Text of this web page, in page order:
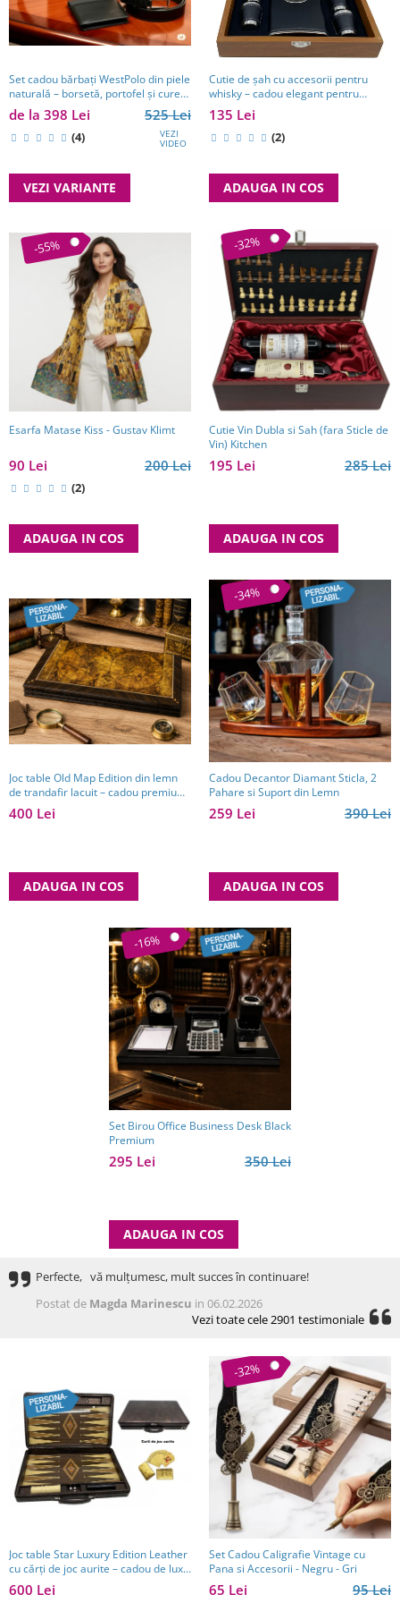
Set cadou bărbați WestPolo din piele
naturală – borsetă, portofel și curea
premium
525 Lei
de la 398 Lei
(4) VEZI
VIDEO
VEZI VARIANTE
Cutie de șah cu accesorii pentru
whisky – cadou elegant pentru
bărbați pasionați de strategie. TOP
10 Cadouri Barbati
135 Lei
(2)
ADAUGA IN COS
-55%
Esarfa Matase Kiss - Gustav Klimt
200 Lei
90 Lei
(2)
ADAUGA IN COS
-32%
Cutie Vin Dubla si Sah (fara Sticle de
Vin) Kitchen
285 Lei
195 Lei
ADAUGA IN COS
Joc table Old Map Edition din lemn
de trandafir lacuit – cadou premium
pentru bărbați pasionați de jocuri
clasice
400 Lei
ADAUGA IN COS
-34%
Cadou Decantor Diamant Sticla, 2
Pahare si Suport din Lemn
390 Lei
259 Lei
ADAUGA IN COS
-16%
Set Birou Office Business Desk Black
Premium
350 Lei
295 Lei
ADAUGA IN COS
Perfecte, vă mulțumesc, mult succes în continuare!
Postat de Magda Marinescu in 06.02.2026
Vezi toate cele 2901 testimoniale
Joc table Star Luxury Edition Leather
cu cărți de joc aurite – cadou de lux
pentru bărbați
600 Lei
-32%
Set Cadou Caligrafie Vintage cu
Pana si Accesorii - Negru - Gri
95 Lei
65 Lei